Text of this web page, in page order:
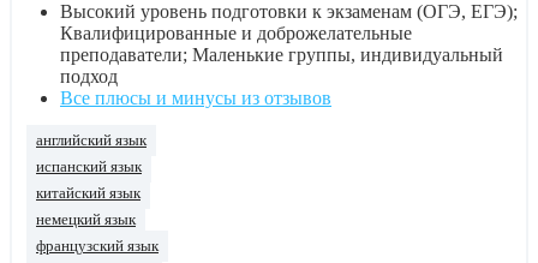
Высокий уровень подготовки к экзаменам (ОГЭ, ЕГЭ);
Квалифицированные и доброжелательные
преподаватели; Маленькие группы, индивидуальный
подход
Все плюсы и минусы из отзывов
английский язык
испанский язык
китайский язык
немецкий язык
французский язык